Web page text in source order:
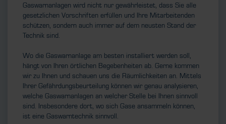
Gaswarnanlagen wird nicht nur gewährleistet, dass Sie alle
gesetzlichen Vorschriften erfüllen und Ihre Mitarbeitenden
schützen, sondern auch immer auf dem neusten Stand der
Technik sind.
Wo die Gaswarnanlage am besten installiert werden soll,
hängt von Ihren örtlichen Begebenheiten ab. Gerne kommen
wir zu Ihnen und schauen uns die Räumlichkeiten an. Mittels
Ihrer Gefährdungsbeurteilung können wir genau analysieren,
welche Gaswarnanlagen an welcher Stelle bei Ihnen sinnvoll
sind. Insbesondere dort, wo sich Gase ansammeln können,
ist eine Gaswarntechnik sinnvoll.